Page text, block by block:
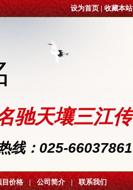
设为首页 收藏本站
驰天壤三江传
线：025-66037861
目价格 公司简介 联系我们